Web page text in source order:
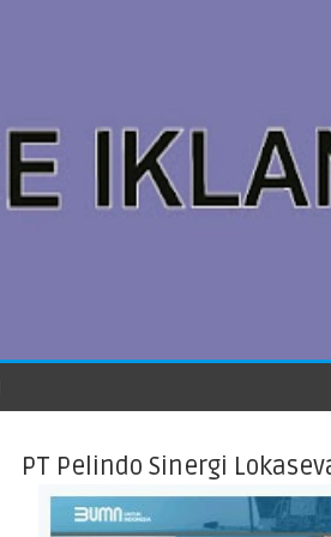
PT Pelindo Sinergi